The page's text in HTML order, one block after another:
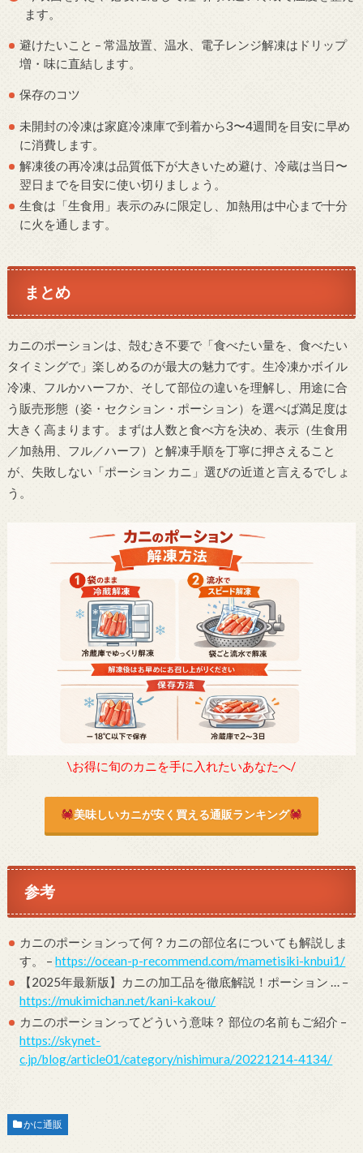
ます。
避けたいこと – 常温放置、温水、電子レンジ解凍はドリップ
増・味に直結します。
保存のコツ
未開封の冷凍は家庭冷凍庫で到着から3〜4週間を目安に早め
に消費します。
解凍後の再冷凍は品質低下が大きいため避け、冷蔵は当日〜
翌日までを目安に使い切りましょう。
生食は「生食用」表示のみに限定し、加熱用は中心まで十分
に火を通します。
まとめ
カニのポーションは、殻むき不要で「食べたい量を、食べたい
タイミングで」楽しめるのが最大の魅力です。生冷凍かボイル
冷凍、フルかハーフか、そして部位の違いを理解し、用途に合
う販売形態（姿・セクション・ポーション）を選べば満足度は
大きく高まります。まずは人数と食べ方を決め、表示（生食用
／加熱用、フル／ハーフ）と解凍手順を丁寧に押さえること
が、失敗しない「ポーション カニ」選びの近道と言えるでしょ
う。
\お得に旬のカニを手に入れたいあなたへ/
美味しいカニが安く買える通販ランキング
参考
カニのポーションって何？カニの部位名についても解説しま
す。 –https://ocean-p-recommend.com/mametisiki-knbui1/
【2025年最新版】カニの加工品を徹底解説！ポーション … –
https://mukimichan.net/kani-kakou/
カニのポーションってどういう意味？ 部位の名前もご紹介 –
https://skynet-
c.jp/blog/article01/category/nishimura/20221214-4134/
かに通販